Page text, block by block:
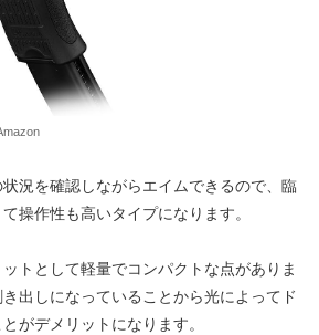
況を確認しながらエイムできるので、臨
操作性も高いタイプになります。
トとして軽量でコンパクトな点がありま
出しになっていることから光によってド
がデメリットになります。